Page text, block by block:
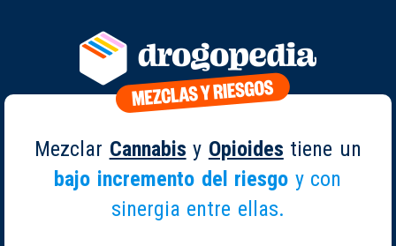
Mezclar Cannabis y Opioides tiene un
bajo incremento del riesgo y con
sinergia entre ellas.